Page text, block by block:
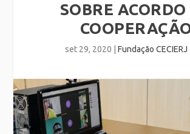
SOBRE ACORDO
set 29, 2020 Fundação CECIERJ